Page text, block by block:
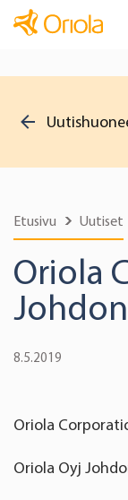
Etusivu Uutiset
Oriola
8.5.2019
Oriola
Oriola Oyj